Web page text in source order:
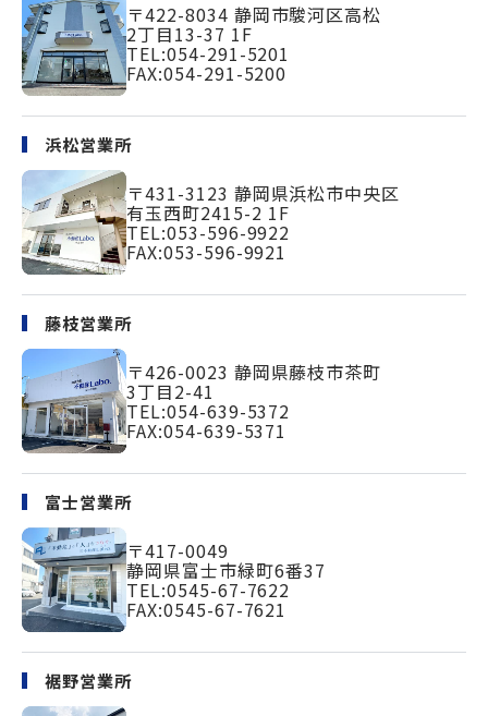
〒422-8034 静岡市駿河区高松
2丁目13-37 1F
TEL:054-291-5201
FAX:054-291-5200
浜松営業所
〒431-3123 静岡県浜松市中央区
有玉西町2415-2 1F
TEL:053-596-9922
FAX:053-596-9921
藤枝営業所
〒426-0023 静岡県藤枝市茶町
3丁目2-41
TEL:054-639-5372
FAX:054-639-5371
富士営業所
〒417-0049
静岡県富士市緑町6番37
TEL:0545-67-7622
FAX:0545-67-7621
裾野営業所